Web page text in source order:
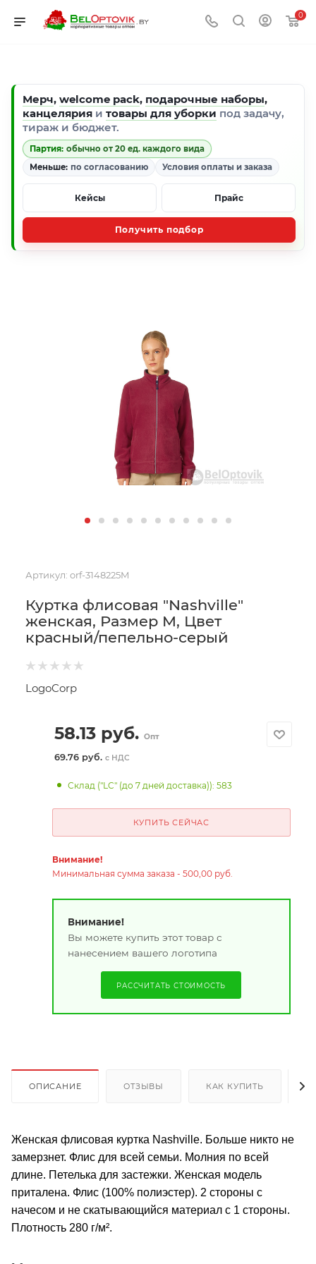
0
Мерч, welcome pack, подарочные наборы,
канцелярия и товары для уборки под задачу,
тираж и бюджет.
Партия: обычно от 20 ед. каждого вида
Меньше: по согласованию Условия оплаты и заказа
Кейсы Прайс
Получить подбор
Артикул: orf-3148225M
Куртка флисовая "Nashville"
женская, Размер M, Цвет
красный/пепельно-серый
LogoCorp
58.13руб. Опт
69.76 руб. с НДС
Склад ("LC" (до 7 дней доставка)): 583
КУПИТЬ СЕЙЧАС
Внимание!
Минимальная сумма заказа - 500,00 руб.
Внимание!
Вы можете купить этот товар с
нанесением вашего логотипа
РАССЧИТАТЬ СТОИМОСТЬ
ОПИСАНИЕ ОТЗЫВЫ КАК КУПИТЬ
Женская флисовая куртка Nashville. Больше никто не
замерзнет. Флис для всей семьи. Молния по всей
длине. Петелька для застежки. Женская модель
приталена. Флис (100% полиэстер). 2 стороны с
начесом и не скатывающийся материал с 1 стороны.
Плотность 280 г/м².